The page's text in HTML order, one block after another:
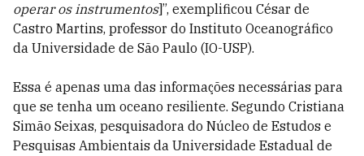
operar os instrumentos]”, exemplificou César de
Castro Martins, professor do Instituto Oceanográfico
da Universidade de São Paulo (IO-USP).
Essa é apenas uma das informações necessárias para
que se tenha um oceano resiliente. Segundo Cristiana
Simão Seixas, pesquisadora do Núcleo de Estudos e
Pesquisas Ambientais da Universidade Estadual de